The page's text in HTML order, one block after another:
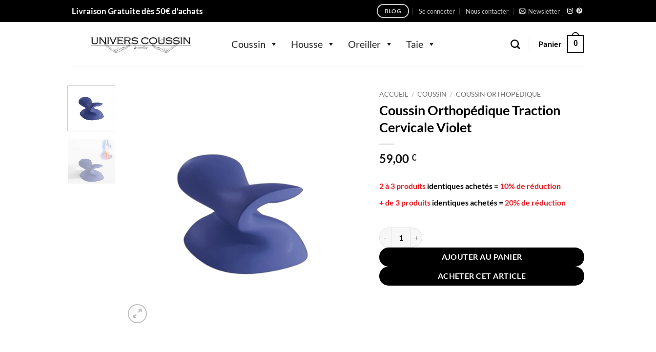
Livraison Gratuite dès 50€ d'achats BLOG Se connecter Nous contacter Newsletter
Coussin Housse Oreiller Taie Panier 0
ACCUEIL / COUSSIN / COUSSIN ORTHOPÉDIQUE
Coussin Orthopédique Traction
Cervicale Violet
59,00 €
2 à 3 produits identiques achetés = 10% de réduction
+ de 3 produits identiques achetés = 20% de réduction
quantité de Coussin Orthopédique Traction Cervicale Violet
AJOUTER AU PANIER
ACHETER CET ARTICLE